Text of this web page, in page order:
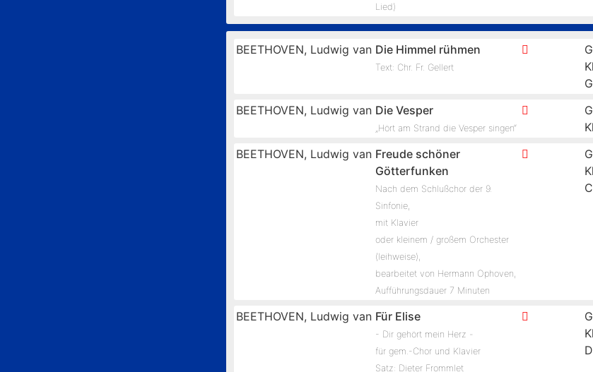
Lied)
BEETHOVEN, Ludwig van Die Himmel rühmen
Text: Chr. Fr. Gellert
BEETHOVEN, Ludwig van Die Vesper
„Hört am Strand die Vesper singen“
BEETHOVEN, Ludwig van Freude schöner
Götterfunken
Nach dem Schlußchor der 9.
Sinfonie,
mit Klavier
oder kleinem / großem Orchester
(leihweise),
bearbeitet von Hermann Ophoven,
Aufführungsdauer 7 Minuten
BEETHOVEN, Ludwig van Für Elise
- Dir gehört mein Herz -
für gem.-Chor und Klavier
Satz: Dieter Frommlet